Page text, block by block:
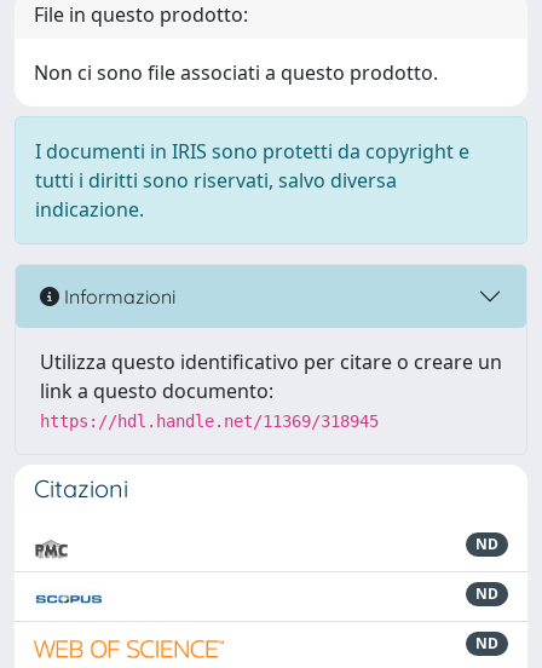
File in questo prodotto:
Non ci sono file associati a questo prodotto.
I documenti in IRIS sono protetti da copyright e
tutti i diritti sono riservati, salvo diversa
indicazione.
Informazioni
Utilizza questo identificativo per citare o creare un
link a questo documento:
https://hdl.handle.net/11369/318945
Citazioni
ND
ND
ND